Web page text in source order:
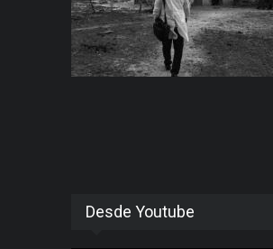
Desde Youtube